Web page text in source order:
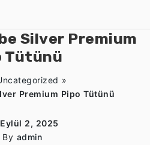
Silver Premium
Tütünü
»
Premium Pipo Tütünü
Eylül 2, 2025
By admin